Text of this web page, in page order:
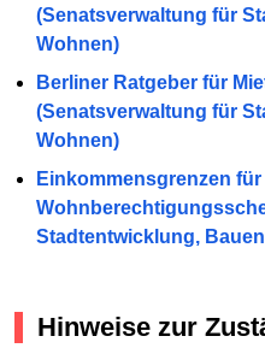
(Senatsverwaltung für
Wohnen)
Berliner Ratgeber für
(Senatsverwaltung für
Wohnen)
Einkommensgrenzen für
Stadtentwicklung,
Hinweise zur